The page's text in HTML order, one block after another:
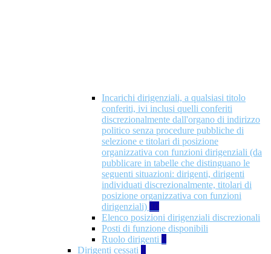
Incarichi dirigenziali, a qualsiasi titolo
conferiti, ivi inclusi quelli conferiti
discrezionalmente dall'organo di indirizzo
politico senza procedure pubbliche di
selezione e titolari di posizione
organizzativa con funzioni dirigenziali (da
pubblicare in tabelle che distinguano le
seguenti situazioni: dirigenti, dirigenti
individuati discrezionalmente, titolari di
posizione organizzativa con funzioni
dirigenziali) 10
Elenco posizioni dirigenziali discrezionali
Posti di funzione disponibili
Ruolo dirigenti 7
Dirigenti cessati 1